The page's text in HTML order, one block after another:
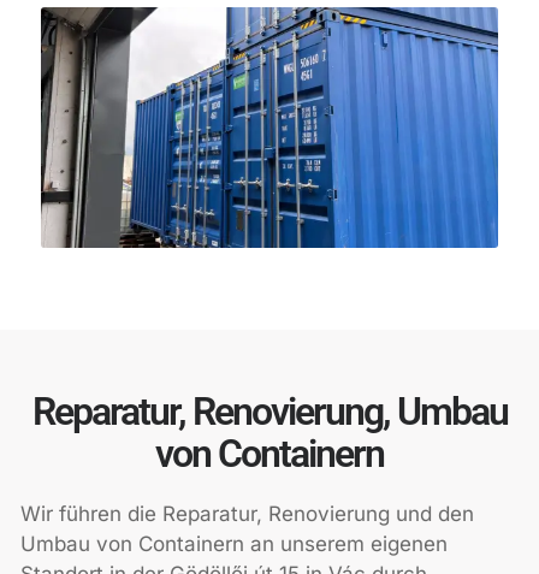
Reparatur, Renovierung, Umbau
von Containern
Wir führen die Reparatur, Renovierung und den
Umbau von Containern an unserem eigenen